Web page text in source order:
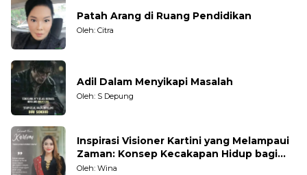
Patah Arang di Ruang Pendidikan
Oleh: Citra
Adil Dalam Menyikapi Masalah
Oleh: S Depung
Inspirasi Visioner Kartini yang Melampaui
Zaman: Konsep Kecakapan Hidup bagi
Generasi Muda
Oleh: Wina